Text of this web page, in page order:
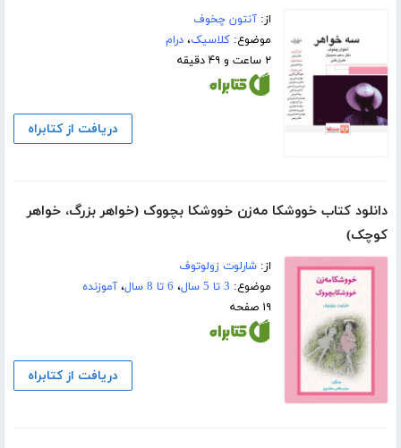
از:آنتون چخوف
موضوع:کلاسیک،درام
۲ ساعت و ۴۹ دقیقه
دریافت از کتابراه
دانلود کتاب خووشکا مه‌زن خووشکا بچووک (خواهر بزرگ، خواهر
کوچک)
از:شارلوت زولوتوف
موضوع: 3 تا 5 سال ، 6 تا 8 سال ،آموزنده
۱۹ صفحه
دریافت از کتابراه